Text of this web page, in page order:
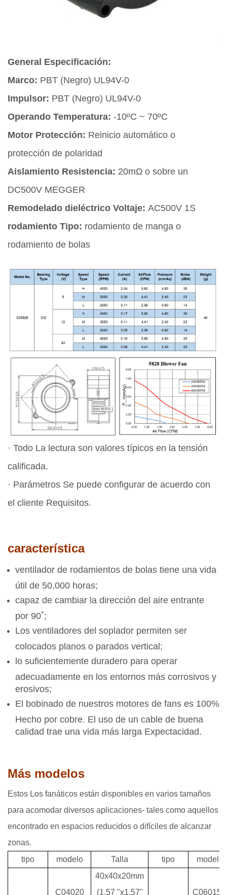
General Especificación:
Marco: PBT (Negro) UL94V-0
Impulsor: PBT (Negro) UL94V-0
Operando Temperatura: -10ºC ~ 70ºC
Motor Protección: Reinicio automático o
protección de polaridad
Aislamiento Resistencia: 20mΩ o sobre un
DC500V MEGGER
Remodelado dieléctrico Voltaje: AC500V 1S
rodamiento Tipo: rodamiento de manga o
rodamiento de bolas
· Todo La lectura son valores típicos en la tensión
calificada.
· Parámetros Se puede configurar de acuerdo con
el cliente Requisitos.
característica
ventilador de rodamientos de bolas tiene una vida
útil de 50,000 horas;
capaz de cambiar la dirección del aire entrante
por 90˚;
Los ventiladores del soplador permiten ser
colocados planos o parados vertical;
lo suficientemente duradero para operar
adecuadamente en los entornos más corrosivos y
erosivos;
El bobinado de nuestros motores de fans es 100%
Hecho por cobre. El uso de un cable de buena
calidad trae una vida más larga Expectacidad.
Más modelos
Estos Los fanáticos están disponibles en varios tamaños
para acomodar diversos aplicaciones- tales como aquellos
encontrado en espacios reducidos o difíciles de alcanzar
zonas.
tipo
modelo Talla tipo modelo
C04020
40x40x20mm
(1.57 "x1.57"
C06015B